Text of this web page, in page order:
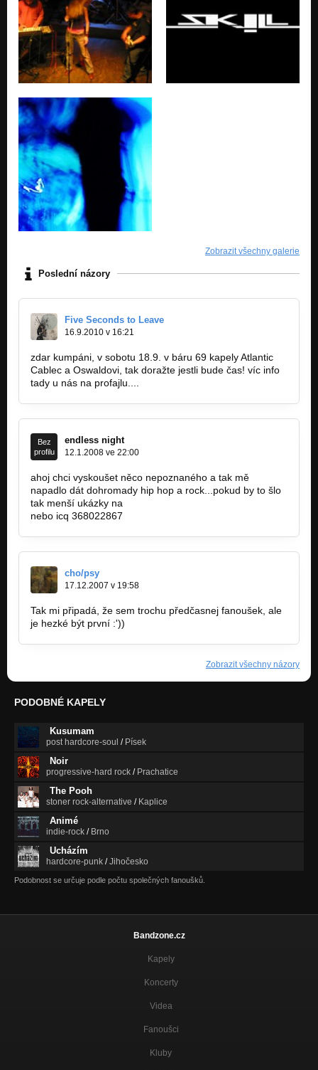
Zobrazit všechny galerie
Poslední názory
Five Seconds to Leave
16.9.2010 v 16:21
zdar kumpáni, v sobotu 18.9. v báru 69 kapely Atlantic
Cablec a Oswaldovi, tak doražte jestli bude čas! víc info
tady u nás na profajlu....
Bez
profilu
endless night
12.1.2008 ve 22:00
ahoj chci vyskoušet něco nepoznaného a tak mě
napadlo dát dohromady hip hop a rock...pokud by to šlo
tak menší ukázky na
nebo icq 368022867
cho/psy
17.12.2007 v 19:58
Tak mi připadá, že sem trochu předčasnej fanoušek, ale
je hezké být první :'))
Zobrazit všechny názory
PODOBNÉ KAPELY
Kusumam
post hardcore-soul / Písek
Noir
progressive-hard rock / Prachatice
The Pooh
stoner rock-alternative / Kaplice
Animé
indie-rock / Brno
Ucházím
hardcore-punk /Jihočesko
Podobnost se určuje podle počtu společných fanoušků.
Bandzone.cz
Kapely
Koncerty
Videa
Fanoušci
Kluby